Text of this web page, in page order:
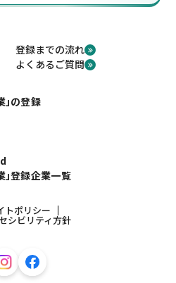
登録までの流れ
よくあるご質問
」の登録
」登録企業一覧
トポリシー
シビリティ方針